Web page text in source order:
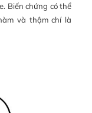
Biến chứng có thể
và thậm chí là